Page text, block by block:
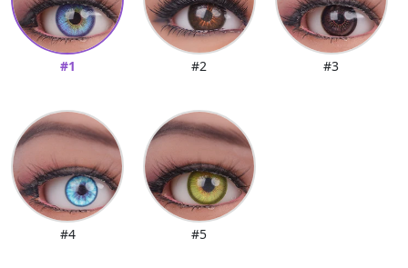
#1 #2 #3
#4 #5